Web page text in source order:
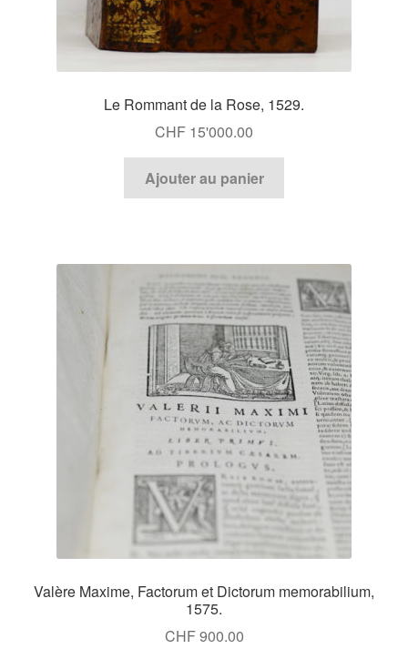
Le Rommant de la Rose, 1529.
CHF 15'000.00
Ajouter au panier
Valère Maxime, Factorum et Dictorum memorabilium,
1575.
CHF900.00